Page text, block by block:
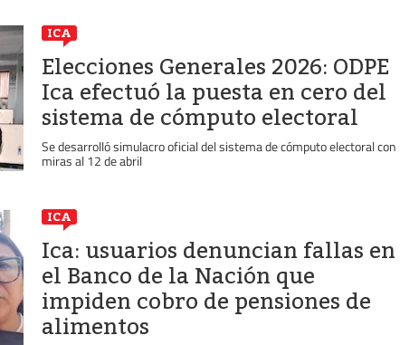
ICA
Elecciones Generales 2026: ODPE
Ica efectuó la puesta en cero del
sistema de cómputo electoral
Se desarrolló simulacro oficial del sistema de cómputo electoral con
miras al 12 de abril
ICA
Ica: usuarios denuncian fallas en
el Banco de la Nación que
impiden cobro de pensiones de
alimentos